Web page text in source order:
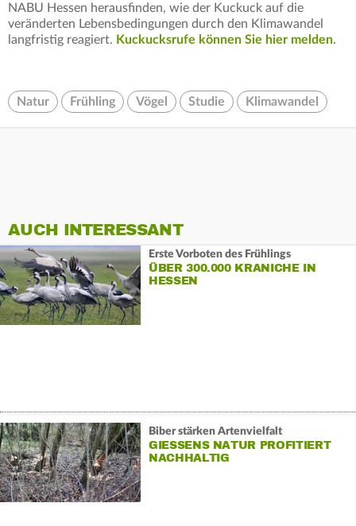
NABU Hessen herausfinden, wie der Kuckuck auf die
veränderten Lebensbedingungen durch den Klimawandel
langfristig reagiert. Kuckucksrufe können Sie hier melden.
Natur Frühling Vögel Studie Klimawandel
AUCH INTERESSANT
Erste Vorboten des Frühlings
ÜBER 300.000 KRANICHE IN
HESSEN
Biber stärken Artenvielfalt
GIESSENS NATUR PROFITIERT N
ACHHALTIG